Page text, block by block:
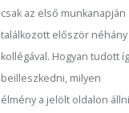
csak az első munkanapján
találkozott először néhány
kollégával. Hogyan tudott
beilleszkedni, milyen
élmény a jelölt oldalon